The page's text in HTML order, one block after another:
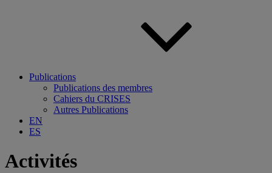
Publications
Publications des membres
Cahiers du CRISES
Autres Publications
EN
ES
Activités